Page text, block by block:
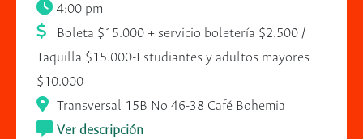
4:00 pm
Boleta $15.000 + servicio boletería $2.500 /
Taquilla $15.000-Estudiantes y adultos mayores
$10.000
Transversal 15B No 46-38 Café Bohemia
Ver descripción